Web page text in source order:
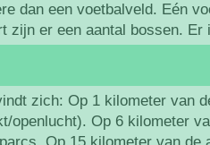
dan een voetbalveld. Eén
zijn er een aantal bossen.
zich: Op 1 kilometer van
openlucht). Op 6 kilometer